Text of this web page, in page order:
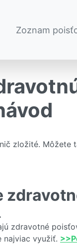
Zoznam
zložité. Môžete
zdravotné
najviac využiť.